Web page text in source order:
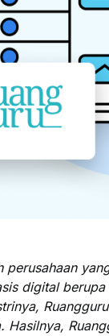
perusahaan
digital
Hasilnya,